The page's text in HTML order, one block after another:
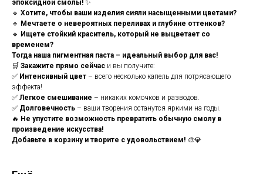
эпоксидной смолы! ✨
🔹 Хотите, чтобы ваши изделия сияли насыщенными цветами?
🔹 Мечтаете о невероятных переливах и глубине оттенков?
🔹 Ищете стойкий краситель, который не выцветает со
временем?
Тогда наша пигментная паста – идеальный выбор для вас!
🛒 Закажите прямо сейчас и вы получите:
✅ Интенсивный цвет – всего несколько капель для потрясающего
эффекта!
✅ Легкое смешивание – никаких комочков и разводов.
✅ Долговечность – ваши творения останутся яркими на годы.
🔥 Не упустите возможность превратить обычную смолу в
произведение искусства!
Добавьте в корзину и творите с удовольствием! 🎨💎